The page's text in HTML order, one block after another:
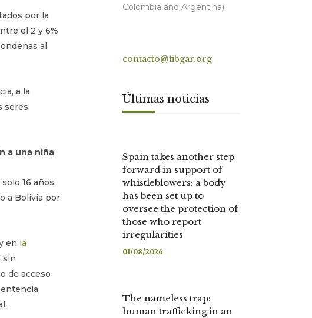
por la
el 2 y 6%
al
a la
seres
a una niña
16 años.
a Bolivia por
en la
sin
de acceso
Colombia and Argentina).
contacto@fibgar.org
Últimas noticias
Spain takes another step
forward in support of
whistleblowers: a body
has been set up to
oversee the protection of
those who report
irregularities
01/08/2026
The nameless trap:
human trafficking in an